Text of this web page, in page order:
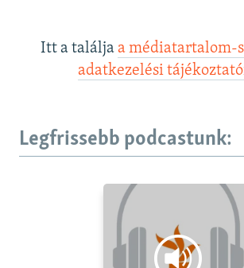
Itt a találja a médiatartalom-
adatkezelési
Legfrissebb podcastunk: